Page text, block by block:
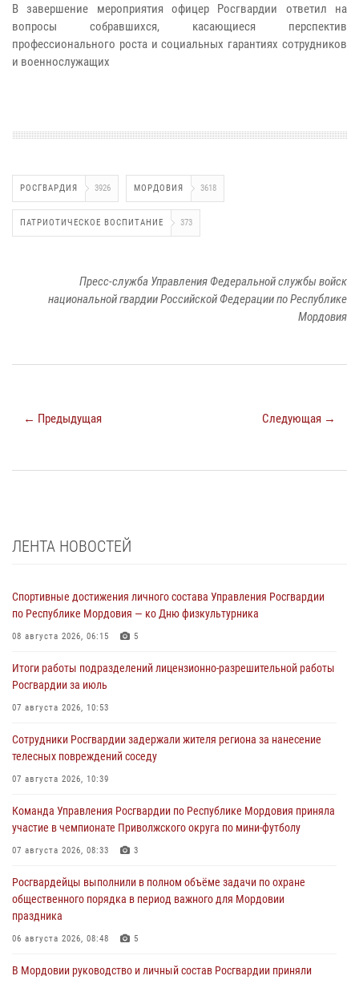
В завершение мероприятия офицер Росгвардии ответил на
вопросы собравшихся, касающиеся перспектив
профессионального роста и социальных гарантиях сотрудников
и военнослужащих
РОСГВАРДИЯ 3926 МОРДОВИЯ 3618
ПАТРИОТИЧЕСКОЕ ВОСПИТАНИЕ 373
Пресс-служба Управления Федеральной службы войск
национальной гвардии Российской Федерации по Республике
Мордовия
← Предыдущая Следующая →
ЛЕНТА НОВОСТЕЙ
Спортивные достижения личного состава Управления Росгвардии
по Республике Мордовия — ко Дню физкультурника
08 августа 2026, 06:15 5
Итоги работы подразделений лицензионно-разрешительной работы
Росгвардии за июль
07 августа 2026, 10:53
Сотрудники Росгвардии задержали жителя региона за нанесение
телесных повреждений соседу
07 августа 2026, 10:39
Команда Управления Росгвардии по Республике Мордовия приняла
участие в чемпионате Приволжского округа по мини-футболу
07 августа 2026, 08:33 3
Росгвардейцы выполнили в полном объёме задачи по охране
общественного порядка в период важного для Мордовии
праздника
06 августа 2026, 08:48 5
В Мордовии руководство и личный состав Росгвардии приняли